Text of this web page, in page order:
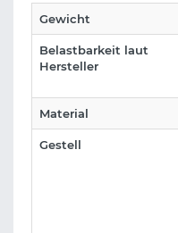
Gewicht
Belastbarkeit laut
Hersteller
Material
Gestell